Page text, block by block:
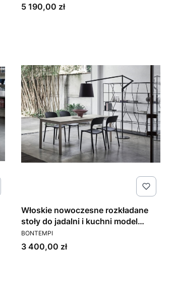
Cena
5 190,00 zł
Włoskie nowoczesne rozkładane
stoły do jadalni i kuchni model
Mago Bontempi
PRODUCENT
BONTEMPI
Cena
3 400,00 zł